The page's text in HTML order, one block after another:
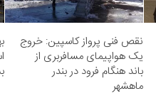
نقص فنی پرواز کاسپین: خروج
یک هواپیمای مسافربری از
باند هنگام فرود در بندر
ماهشهر